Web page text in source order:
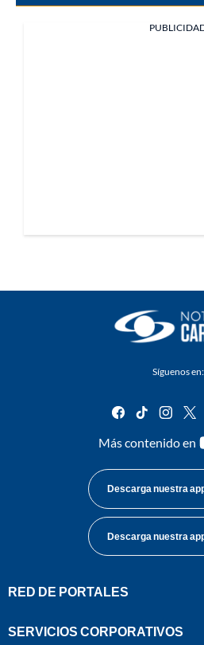
Síguenos en:
facebook
tiktok
Más contenido en
Descarga nuestra
Descarga nuestra
RED DE PORTALES
SERVICIOS CORPORATIVOS